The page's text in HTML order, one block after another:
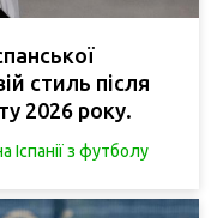
стиль після
2026 року.
Іспанії з футболу